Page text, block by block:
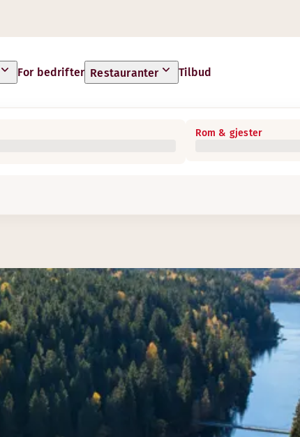
For bedrifter Restauranter Tilbud
Rom & gjester